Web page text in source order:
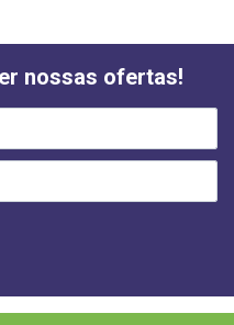
nossas ofertas!